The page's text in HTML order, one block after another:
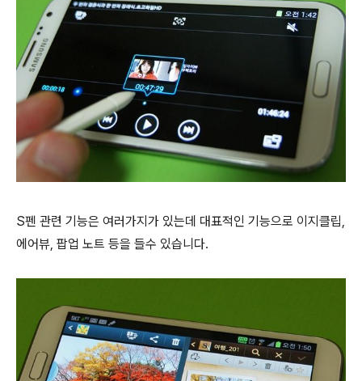
S펜 관련 기능은 여러가지가 있는데 대표적인 기능으로 이지클립,
에어뷰, 팝업 노트 등을 들수 있습니다.